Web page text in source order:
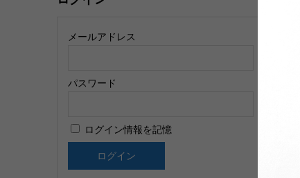
メールアドレス
パスワード
ログイン情報を記憶